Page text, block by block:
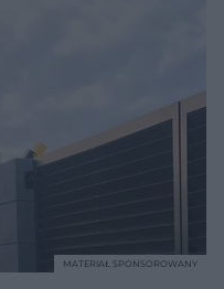
MATERIAŁ SPONSOROWANY